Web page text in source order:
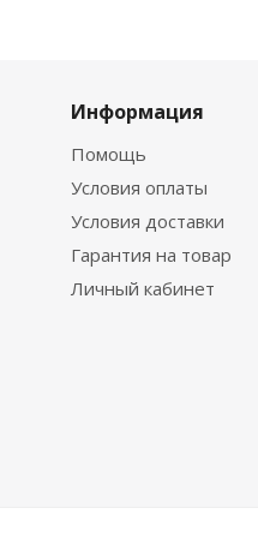
Информация
Помощь
Условия оплаты
Условия доставки
Гарантия на товар
Личный кабинет